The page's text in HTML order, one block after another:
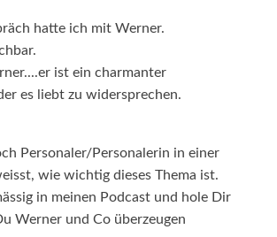
hatte ich mit Werner.
ist ein charmanter
es liebt zu widersprechen.
Personaler/Personalerin in einer
wie wichtig dieses Thema ist.
in meinen Podcast und hole Dir
Werner und Co überzeugen